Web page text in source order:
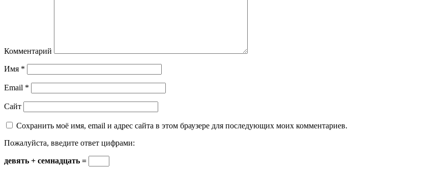
Комментарий
Имя *
Email *
Сайт
Сохранить моё имя, email и адрес сайта в этом браузере для последующих моих комментариев.
Пожалуйста, введите ответ цифрами:
девять + семнадцать =